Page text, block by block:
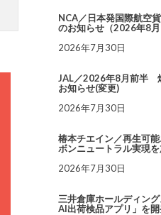
NCA／日本発国際航空
のお知らせ（2026年8
2026年7月30日
JAL／2026年8月前半
お知らせ(変更)
2026年7月30日
椿本チエイン／再生可
ボンニュートラル実現
2026年7月30日
三井倉庫ホールディン
AI出荷検品アプリ」を